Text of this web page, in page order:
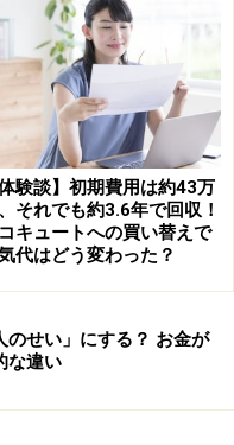
の減額
額
万4000円
給の注意点
始できるメリットがあ
して、
繰上げ請求をしなけれ
。どちらか一方だけを
体験談】初期費用は約43万
それでも約3.6年で回収！
キュートへの買い替えで
代はどう変わった？
のせい」にする？ お金が
な違い